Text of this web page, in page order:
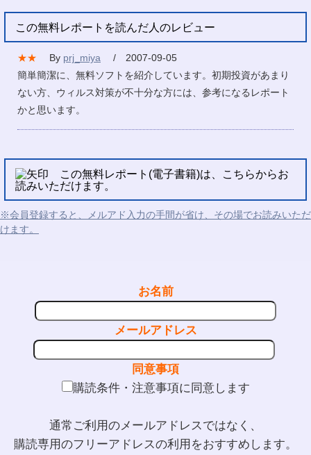
この無料レポートを読んだ人のレビュー
★★ By prj_miya
/ 2007-09-05
簡単簡潔に、無料ソフトを紹介しています。初期投資があまり
ない方、ウィルス対策が不十分な方には、参考になるレポート
かと思います。
この無料レポート(電子書籍)は、こちらからお
読みいただけます。
※会員登録すると、メルアド入力の手間が省け、その場でお読みいただ
けます。
お名前
メールアドレス
同意事項
購読条件・注意事項に同意します
通常ご利用のメールアドレスではなく、
購読専用のフリーアドレスの利用をおすすめします。